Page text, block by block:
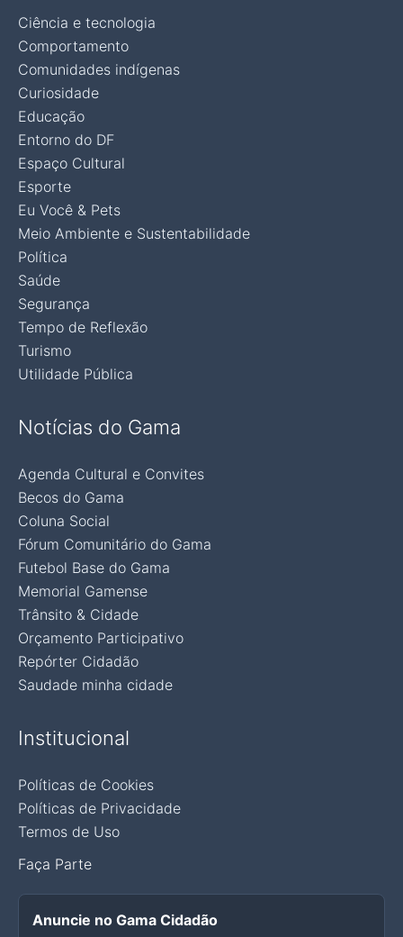
Ciência e tecnologia
Comportamento
Comunidades indígenas
Curiosidade
Educação
Entorno do DF
Espaço Cultural
Esporte
Eu Você & Pets
Meio Ambiente e Sustentabilidade
Política
Saúde
Segurança
Tempo de Reflexão
Turismo
Utilidade Pública
Notícias do Gama
Agenda Cultural e Convites
Becos do Gama
Coluna Social
Fórum Comunitário do Gama
Futebol Base do Gama
Memorial Gamense
Trânsito & Cidade
Orçamento Participativo
Repórter Cidadão
Saudade minha cidade
Institucional
Políticas de Cookies
Políticas de Privacidade
Termos de Uso
Faça Parte
Anuncie no Gama Cidadão